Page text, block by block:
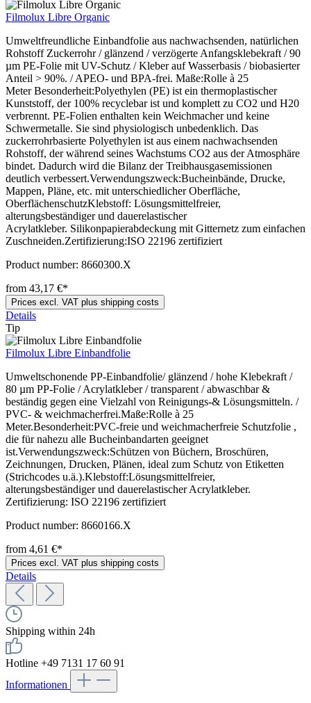
Filmolux Libre Organic
Umweltfreundliche Einbandfolie aus nachwachsenden, natürlichen
Rohstoff Zuckerrohr / glänzend / verzögerte Anfangsklebekraft / 90
µm PE-Folie mit UV-Schutz / Kleber auf Wasserbasis / biobasierter
Anteil > 90%. / APEO- und BPA-frei. Maße:Rolle à 25
Meter Besonderheit:Polyethylen (PE) ist ein thermoplastischer
Kunststoff, der 100% recyclebar ist und komplett zu CO2 und H20
verbrennt. PE-Folien enthalten kein Weichmacher und keine
Schwermetalle. Sie sind physiologisch unbedenklich. Das
zuckerrohrbasierte Polyethylen ist aus einem nachwachsenden
Rohstoff, der während seines Wachstums CO2 aus der Atmosphäre
bindet. Dadurch wird die Bilanz der Treibhausgasemissionen
deutlich verbessert.Verwendungszweck:Bucheinbände, Drucke,
Mappen, Pläne, etc. mit unterschiedlicher Oberfläche,
OberflächenschutzKlebstoff: Lösungsmittelfreier,
alterungsbeständiger und dauerelastischer
Acrylatkleber. Silikonpapierabdeckung mit Gitternetz zum einfachen
Zuschneiden.Zertifizierung:ISO 22196 zertifiziert
Product number: 8660300.X
from 43,17 €*
Prices excl. VAT plus shipping costs
Details
Tip
Filmolux Libre Einbandfolie
Umweltschonende PP-Einbandfolie/ glänzend / hohe Klebekraft /
80 µm PP-Folie / Acrylatkleber / transparent / abwaschbar &
beständig gegen eine Vielzahl von Reinigungs-& Lösungsmitteln. /
PVC- & weichmacherfrei.Maße:Rolle à 25
Meter.Besonderheit:PVC-freie und weichmacherfreie Schutzfolie ,
die für nahezu alle Bucheinbandarten geeignet
ist.Verwendungszweck:Schützen von Büchern, Broschüren,
Zeichnungen, Drucken, Plänen, ideal zum Schutz von Etiketten
(Strichcodes u.ä.).Klebstoff:Lösungsmittelfreier,
alterungsbeständiger und dauerelastischer Acrylatkleber.
Zertifizierung: ISO 22196 zertifiziert
Product number: 8660166.X
from 4,61 €*
Prices excl. VAT plus shipping costs
Details
Shipping within 24h
Hotline +49 7131 17 60 91
Informationen